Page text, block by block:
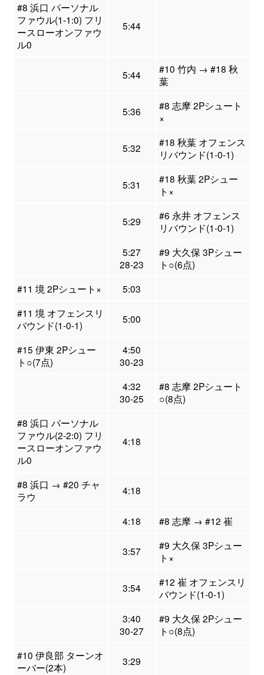
#8 浜口 パーソナル
ファウル(1-1:0) フリ
ースローオンファウ
ル0
5:44
5:44
#10 竹内 → #18 秋
葉
5:36
#8 志摩 2Pシュート
×
5:32
#18 秋葉 オフェンス
リバウンド(1-0-1)
5:31
#18 秋葉 2Pシュー
ト×
5:29
#6 永井 オフェンス
リバウンド(1-0-1)
5:27
28-23
#9 大久保 3Pシュー
ト○(6点)
#11 境 2Pシュート×
5:03
#11 境 オフェンスリ
バウンド(1-0-1)
5:00
#15 伊東 2Pシュー
ト○(7点)
4:50
30-23
4:32
30-25
#8 志摩 2Pシュート
○(8点)
#8 浜口 パーソナル
ファウル(2-2:0) フリ
ースローオンファウ
ル0
4:18
#8 浜口 → #20 チャ
ラウ
4:18
4:18 #8 志摩 → #12 崔
3:57
#9 大久保 3Pシュー
ト×
3:54
#12 崔 オフェンスリ
バウンド(1-0-1)
3:40
30-27
#9 大久保 2Pシュー
ト○(8点)
#10 伊良部 ターンオ
ーバー(2本)
3:29